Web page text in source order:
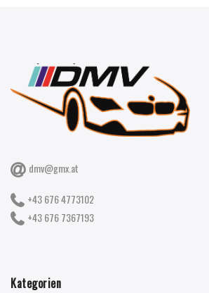
dmv@gmx.at
+43 676 4773102
+43 676 7367193
Kategorien